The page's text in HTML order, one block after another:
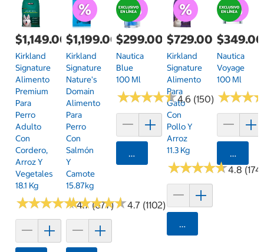
$1,149.00
Kirkland
Signature
Alimento
Premium
Para
Perro
Adulto
Con
Cordero,
Arroz Y
Vegetales
18.1 Kg
★★★★★
★★★★★4.7 (677)
$1,199.00
Kirkland
Signature
Nature's
Domain
Alimento
Para
Perro
Con
Salmón
Y
Camote
15.87kg
★★★★★
★★★★★4.7 (1102)
$299.00
Nautica
Blue
100 Ml
★★★★★
★★★★★4.6 (150)
Agregar
$729.00
Kirkland
Signature
Alimento
Para
Gato
Con
Pollo Y
Arroz
11.3 Kg
★★★★★
★★★★★4.8
Agregar
$349.00
Nautica
Voyage
100 Ml
★★★
★★★